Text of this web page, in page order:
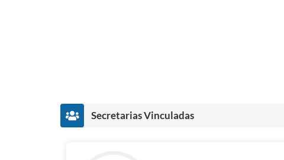
Secretarias Vinculadas